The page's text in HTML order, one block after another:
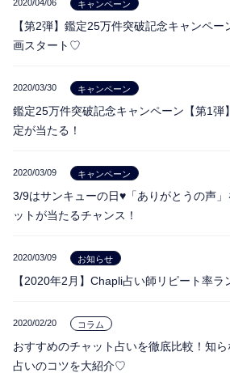
2020/04/06 キャンペーン
【第2弾】鑑定25万件突破記念キャンペ
画スタート♡
2020/03/30 キャンペーン
鑑定25万件突破記念キャンペーン【第1弾
定が当たる！
2020/03/09 キャンペーン
3/9はサンキューの日♥「ありがとうの声
ットが当たるチャンス！
2020/03/09 お知らせ
【2020年2月】Chapli占い師リピート率ラ
2020/02/20 コラム
おすすめのチャット占いを徹底比較！知
占いのコツを大紹介♡